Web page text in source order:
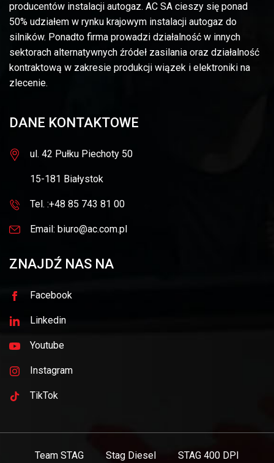
producentów instalacji autogaz. AC SA cieszy się ponad
50% udziałem w rynku krajowym instalacji autogaz do
silników. Ponadto firma prowadzi działalność w innych
sektorach alternatywnych źródeł zasilania oraz działalność
kontraktową w zakresie produkcji wiązek i elektroniki na
zlecenie.
DANE KONTAKTOWE
ul. 42 Pułku Piechoty 50
15-181 Białystok
Tel. :+48 85 743 81 00
Email: biuro@ac.com.pl
ZNAJDŹ NAS NA
Facebook
Linkedin
Youtube
Instagram
TikTok
Team STAG Stag Diesel STAG 400 DPI